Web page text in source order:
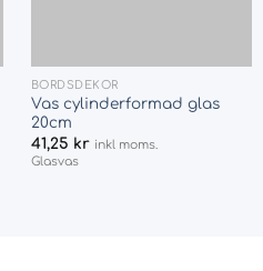
BORDSDEKOR
Vas cylinderformad glas
20cm
41,25 kr inkl moms.
Glasvas